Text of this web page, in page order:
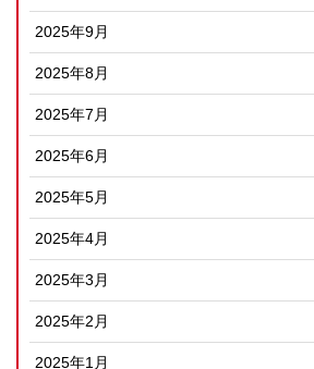
2025年9月
2025年8月
2025年7月
2025年6月
2025年5月
2025年4月
2025年3月
2025年2月
2025年1月